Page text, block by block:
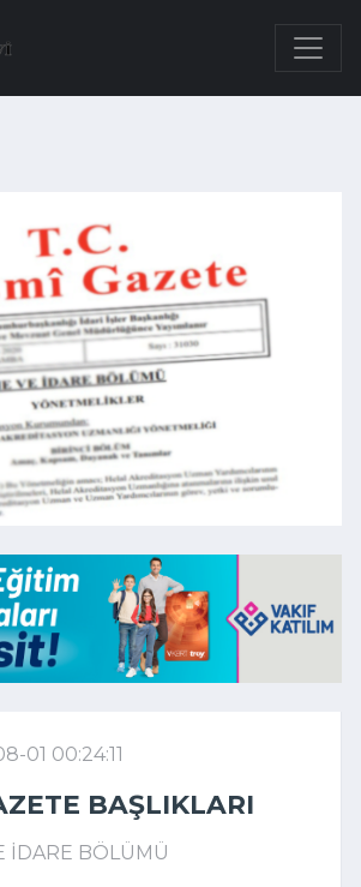
01 00:24:11
BAŞLIKLARI
İDARE BÖLÜMÜ